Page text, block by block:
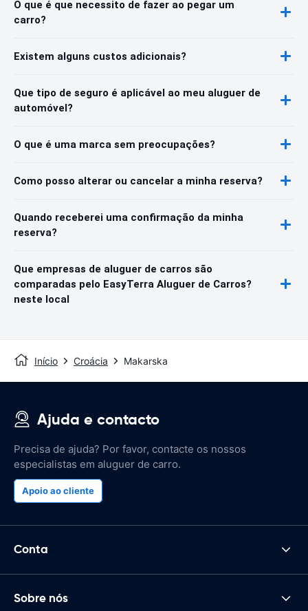
O que é que necessito de fazer ao pegar um
carro?
Existem alguns custos adicionais?
Que tipo de seguro é aplicável ao meu aluguer de
automóvel?
O que é uma marca sem preocupações?
Como posso alterar ou cancelar a minha reserva?
Quando receberei uma confirmação da minha
reserva?
Que empresas de aluguer de carros são
comparadas pelo EasyTerra Aluguer de Carros?
neste local
Início Croácia Makarska
Ajuda e contacto
Precisa de ajuda? Por favor, contacte os nossos
especialistas em aluguer de carro.
Apoio ao cliente
Conta
Sobre nós